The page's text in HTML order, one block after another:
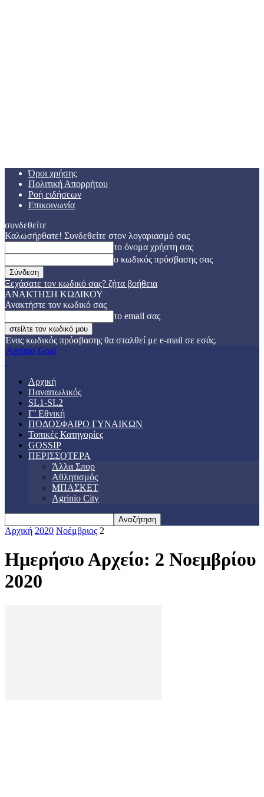
Όροι χρήσης
Πολιτική Απορρήτου
Ροή ειδήσεων
Επικοινωνία
συνδεθείτε
Καλωσήρθατε! Συνδεθείτε στον λογαριασμό σας
το όνομα χρήστη σας
ο κωδικός πρόσβασης σας
Ξεχάσατε τον κωδικό σας? ζήτα βοήθεια
ΑΝΑΚΤΗΣΗ ΚΩΔΙΚΟΥ
Ανακτήστε τον κωδικό σας
το email σας
Ένας κωδικός πρόσβασης θα σταλθεί με e-mail σε εσάς.
Agrinio Goal
Αρχική
Παναιτωλικός
SL1-SL2
Γ’ Εθνική
ΠΟΔΟΣΦΑΙΡΟ ΓΥΝΑΙΚΩΝ
Τοπικές Κατηγορίες
GOSSIP
ΠΕΡΙΣΣΟΤΕΡΑ
Άλλα Σπορ
Αθλητισμός
ΜΠΑΣΚΕΤ
Agrinio City
Αρχική 2020 Νοέμβριος 2
Ημερήσιο Αρχείο: 2 Νοεμβρίου
2020